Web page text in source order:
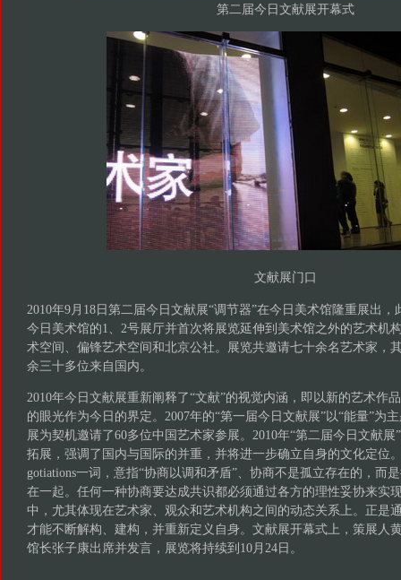
第二届今日文献展开幕式
文献展门口
2010年9月18日第二届今日文献展“调节器”在今日美术馆隆重展出
今日美术馆的1、2号展厅并首次将展览延伸到美术馆之外的艺术机
术空间、偏锋艺术空间和北京公社。展览共邀请七十余名艺术家，
余三十多位来自国内。
2010年今日文献展重新阐释了“文献”的视觉内涵，即以新的艺术作
的眼光作为今日的界定。2007年的“第一届今日文献展”以“能量”为
展为契机邀请了60多位中国艺术家参展。2010年“第二届今日文献
拓展，强调了国内与国际的并重，并将进一步确立自身的文化定位
gotiations一词，意指“协商以调和矛盾”、协商不是孤立存在的，而
在一起。任何一种协商要达成共识都必须通过各方的理性妥协来实
中，尤其体现在艺术家、观众和艺术机构之间的动态关系上。正是
才能不断解构、建构，并重新定义自身。文献展开幕式上，策展人
馆长张子康出席并发言，展览将持续到10月24日。